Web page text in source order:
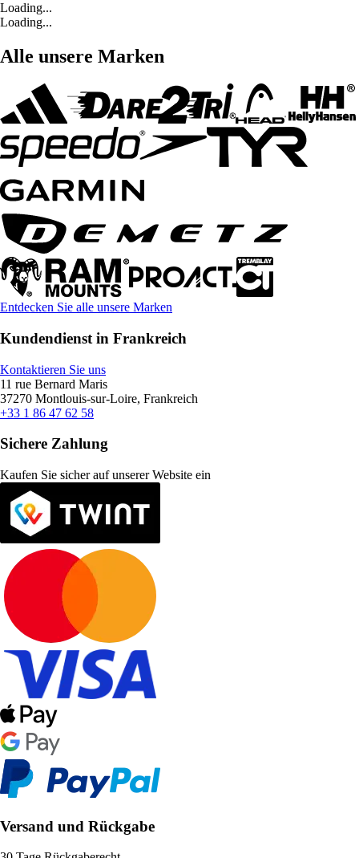
Loading...
Loading...
Alle unsere Marken
Entdecken Sie alle unsere Marken
Kundendienst in Frankreich
Kontaktieren Sie uns
11 rue Bernard Maris
37270 Montlouis-sur-Loire, Frankreich
+33 1 86 47 62 58
Sichere Zahlung
Kaufen Sie sicher auf unserer Website ein
Versand und Rückgabe